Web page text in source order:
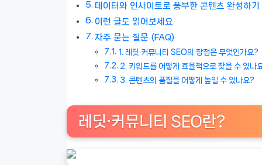
데이터와 인사이트로 풍부한 콘텐츠 완성하기
이런 글도 읽어보세요
자주 묻는 질문 (FAQ)
1. 레딧·커뮤니티 SEO의 장점은 무엇인가요?
2. 키워드를 어떻게 효율적으로 찾을 수 있나
3. 콘텐츠의 품질을 어떻게 높일 수 있나요?
레딧·커뮤니티 SEO란?